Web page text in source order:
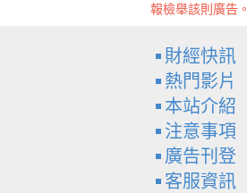
報檢舉該則廣告。
財經快訊
熱門影片
本站介紹
注意事項
廣告刊登
客服資訊